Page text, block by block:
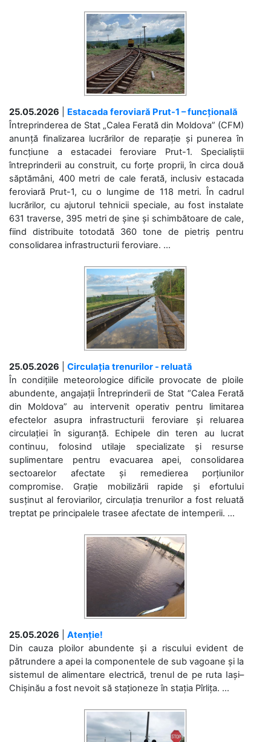
25.05.2026
Estacada feroviară Prut-1 – funcțională
Întreprinderea de Stat „Calea Ferată din Moldova” (CFM)
anunță finalizarea lucrărilor de reparație și punerea în
funcțiune a estacadei feroviare Prut-1. Specialiștii
întreprinderii au construit, cu forțe proprii, în circa două
săptămâni, 400 metri de cale ferată, inclusiv estacada
feroviară Prut-1, cu o lungime de 118 metri. În cadrul
lucrărilor, cu ajutorul tehnicii speciale, au fost instalate
631 traverse, 395 metri de șine și schimbătoare de cale,
fiind distribuite totodată 360 tone de pietriș pentru
consolidarea infrastructurii feroviare. ...
25.05.2026
Circulația trenurilor - reluată
În condițiile meteorologice dificile provocate de ploile
abundente, angajații Întreprinderii de Stat “Calea Ferată
din Moldova” au intervenit operativ pentru limitarea
efectelor asupra infrastructurii feroviare și reluarea
circulației în siguranță. Echipele din teren au lucrat
continuu, folosind utilaje specializate și resurse
suplimentare pentru evacuarea apei, consolidarea
sectoarelor afectate și remedierea porțiunilor
compromise. Grație mobilizării rapide și efortului
susținut al feroviarilor, circulația trenurilor a fost reluată
treptat pe principalele trasee afectate de intemperii. ...
25.05.2026
Atenție!
Din cauza ploilor abundente și a riscului evident de
pătrundere a apei la componentele de sub vagoane și la
sistemul de alimentare electrică, trenul de pe ruta Iași–
Chișinău a fost nevoit să staționeze în stația Pîrlița. ...